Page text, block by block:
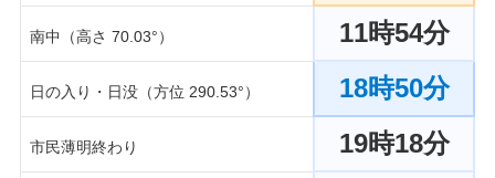
南中（高さ 70.03°） 11時54分
日の入り・日没（方位 290.53°） 18時50分
市民薄明終わり 19時18分